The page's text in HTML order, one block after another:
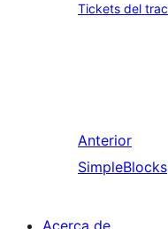
Tickets del trac
Anterior
SimpleBlocks
Acerca de